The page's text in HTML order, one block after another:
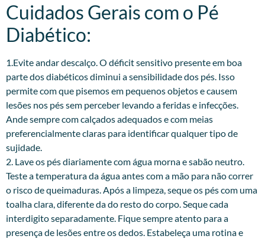
Cuidados Gerais com o Pé
Diabético:
1.Evite andar descalço. O déficit sensitivo presente em boa
parte dos diabéticos diminui a sensibilidade dos pés. Isso
permite com que pisemos em pequenos objetos e causem
lesões nos pés sem perceber levando a feridas e infecções.
Ande sempre com calçados adequados e com meias
preferencialmente claras para identificar qualquer tipo de
sujidade.
2. Lave os pés diariamente com água morna e sabão neutro.
Teste a temperatura da água antes com a mão para não correr
o risco de queimaduras. Após a limpeza, seque os pés com uma
toalha clara, diferente da do resto do corpo. Seque cada
interdigito separadamente. Fique sempre atento para a
presença de lesões entre os dedos. Estabeleça uma rotina e